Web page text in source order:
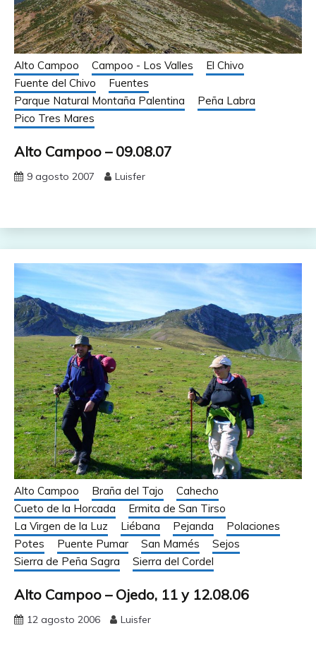
Alto Campoo Campoo - Los Valles
El Chivo
Fuente del Chivo
Fuentes
Parque Natural Montaña Palentina
Peña Labra
Pico Tres Mares
Alto Campoo – 09.08.07
9 agosto 2007 Luisfer
Alto Campoo Braña del Tajo
Cahecho
Cueto de la Horcada
Ermita de San Tirso
La Virgen de la Luz
Liébana Pejanda
Polaciones
Potes
Puente Pumar San Mamés
Sejos
Sierra de Peña Sagra
Sierra del Cordel
Alto Campoo – Ojedo, 11 y 12.08.06
12 agosto 2006 Luisfer